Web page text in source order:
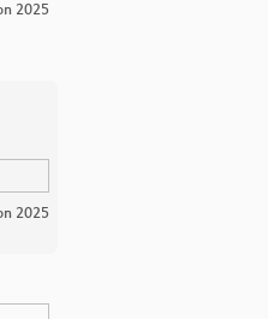
2025
2025